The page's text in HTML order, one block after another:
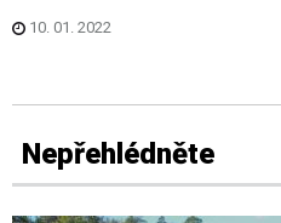
10. 01. 2022
Nepřehlédněte